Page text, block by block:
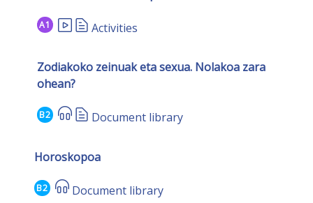
A1 Activities
Zodiakoko zeinuak eta sexua. Nolakoa zara
ohean?
B2 Document library
Horoskopoa
B2 Document library